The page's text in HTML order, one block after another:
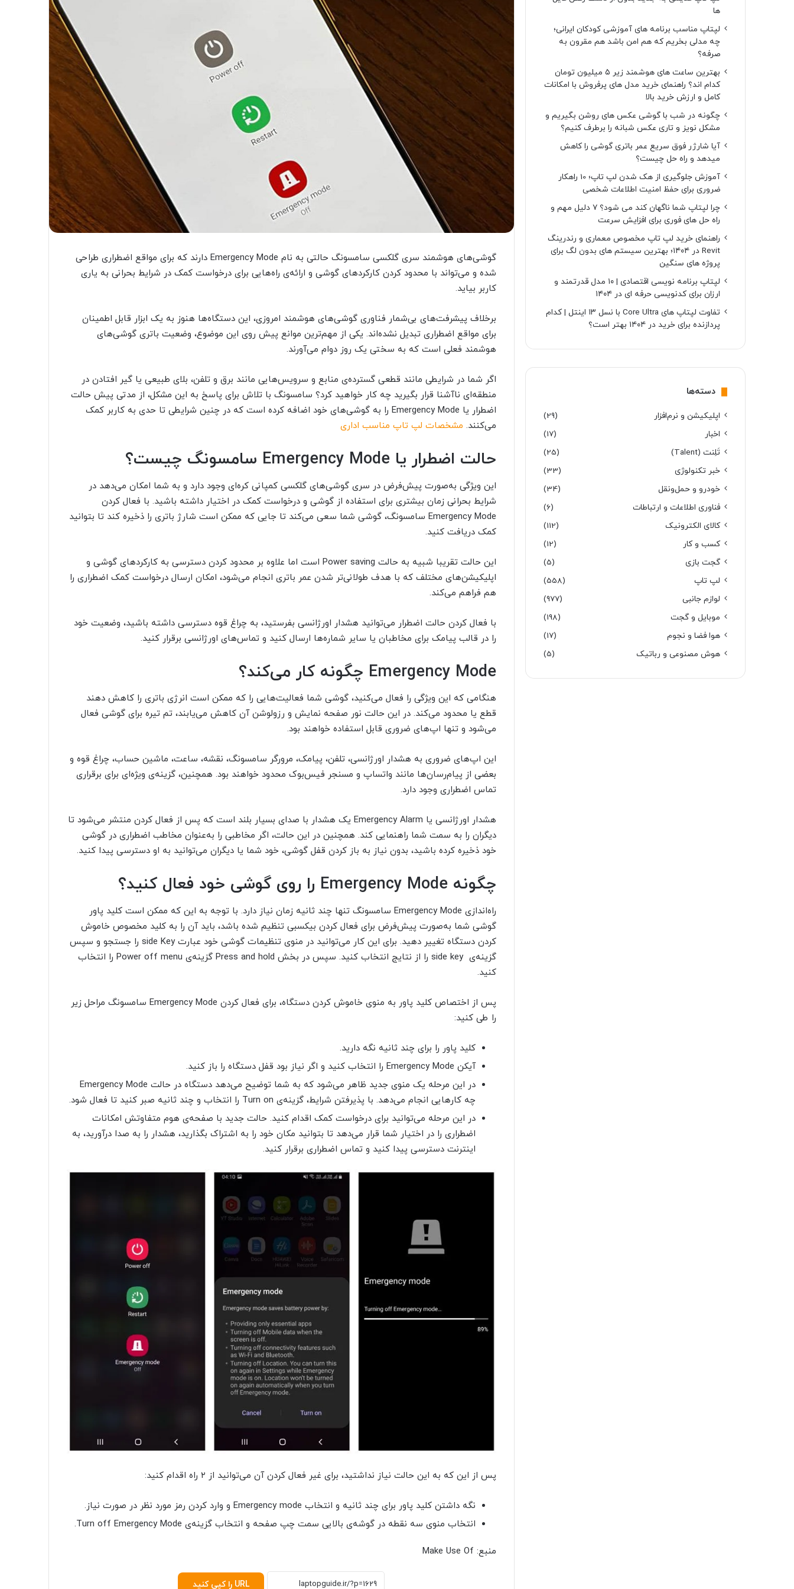
گوشی‌های هوشمند سری گلکسی سامسونگ حالتی به‌ نام Emergency Mode دارند که برای مواقع اضطراری طراحی
شده و می‌تواند با محدود کردن کارکردهای گوشی و ارائه‌ی راه‌هایی برای درخواست کمک در شرایط بحرانی به یاری
کاربر بیاید.
برخلاف پیشرفت‌های بی‌شمار فناوری گوشی‌های هوشمند امروزی، این دستگاه‌ها هنوز به یک ابزار قابل اطمینان
برای مواقع اضطراری تبدیل نشده‌اند. یکی از مهم‌ترین موانع پیش روی این موضوع، وضعیت باتری گوشی‌های
هوشمند فعلی است که به سختی یک روز دوام می‌آورند.
اگر شما در شرایطی مانند قطعی گسترده‌ی منابع و سرویس‌هایی مانند برق و تلفن، بلای طبیعی یا گیر افتادن در
منطقه‌ای ناآشنا قرار بگیرید چه کار خواهید کرد؟ سامسونگ با تلاش برای پاسخ به این مشکل، از مدتی پیش حالت
اضطرار یا Emergency Mode را به گوشی‌های خود اضافه کرده است که در چنین شرایطی تا حدی به کاربر کمک
می‌کنند. مشخصات لپ تاپ مناسب اداری
حالت اضطرار یا Emergency‌ Mode‌ سامسونگ چیست؟
این ویژگی به‌صورت پیش‌فرض در سری گوشی‌های گلکسی کمپانی کره‌ای وجود دارد و به شما امکان می‌دهد در
شرایط بحرانی زمان بیشتری برای استفاده از گوشی و درخواست کمک در اختیار داشته باشید. با فعال کردن
Emergency Mode سامسونگ، گوشی شما سعی می‌کند تا جایی که ممکن است شارژ باتری را ذخیره کند تا بتوانید
کمک دریافت کنید.
این حالت تقریبا شبیه به حالت Power saving است اما علاوه بر محدود کردن دسترسی به کارکردهای گوشی و
اپلیکیشن‌های مختلف که با هدف طولانی‌تر شدن عمر باتری انجام می‌شود، امکان ارسال درخواست کمک اضطراری را
هم فراهم می‌کند.
با فعال کردن حالت اضطرار می‌توانید هشدار اورژانسی بفرستید، به چراغ قوه دسترسی داشته باشید، وضعیت خود
را در قالب پیامک برای مخاطبان یا سایر شماره‌ها ارسال کنید و تماس‌های اورژانسی برقرار کنید.
Emergency Mode چگونه کار می‌کند؟
هنگامی که این ویژگی را فعال می‌کنید، گوشی شما فعالیت‌هایی را که ممکن است انرژی باتری را کاهش دهند
قطع یا محدود می‌کند. در این حالت نور صفحه نمایش و رزولوشن آن کاهش می‌یابند، تم تیره برای گوشی فعال
می‌شود و تنها اپ‌های ضروری قابل استفاده خواهند بود.
این اپ‌های ضروری به هشدار اورژانسی، تلفن، پیامک، مرورگر سامسونگ، نقشه، ساعت، ماشین حساب، چراغ قوه و
بعضی از پیام‌رسان‌ها مانند واتساپ و مسنجر فیس‌بوک محدود خواهند بود. همچنین، گزینه‌ی ویژه‌ای برای برقراری
تماس اضطراری وجود دارد.
هشدار اورژانسی یا Emergency Alarm یک هشدار با صدای بسیار بلند است که پس از فعال کردن منتشر می‌شود تا
دیگران را به سمت شما راهنمایی کند. همچنین در این حالت، اگر مخاطبی را به‌عنوان مخاطب اضطراری در گوشی
خود ذخیره کرده باشید، بدون نیاز به باز کردن قفل گوشی، خود شما یا دیگران می‌توانید به او دسترسی پیدا کنید.
چگونه Emergency Mode را روی گوشی خود فعال کنید؟
راه‌اندازی Emergency Mode سامسونگ تنها چند ثانیه زمان نیاز دارد. با توجه به این که ممکن است کلید پاور
گوشی شما به‌صورت پیش‌فرض برای فعال کردن بیکسبی تنظیم شده باشد، باید آن را به کلید مخصوص خاموش
کردن دستگاه تغییر دهید. برای این کار می‌توانید در منوی تنظیمات گوشی خود عبارت side Key را جستجو و سپس
گزینه‌ی side key را از نتایج انتخاب کنید. سپس در بخش Press and hold گزینه‌ی Power off menu را انتخاب
کنید.
پس از اختصاص کلید پاور به منوی خاموش کردن دستگاه، برای فعال کردن Emergency Mode سامسونگ مراحل زیر
را طی کنید:
کلید پاور را برای چند ثانیه نگه دارید.
آیکن Emergency Mode را انتخاب کنید و اگر نیاز بود قفل دستگاه را باز کنید.
در این مرحله یک منوی جدید ظاهر می‌شود که به شما توضیح می‌دهد دستگاه در حالت Emergency Mode
چه کارهایی انجام می‌دهد. با پذیرفتن شرایط، گزینه‌ی Turn on را انتخاب و چند ثانیه صبر کنید تا فعال شود.
در این مرحله می‌توانید برای درخواست کمک اقدام کنید. حالت جدید با صفحه‌ی هوم متفاوتش امکانات
اضطراری را در اختیار شما قرار می‌دهد تا بتوانید مکان خود را به اشتراک بگذارید، هشدار را به صدا درآورید، به
اینترنت دسترسی پیدا کنید و تماس اضطراری برقرار کنید.
پس از این که به این حالت نیاز نداشتید، برای غیر فعال کردن آن می‌توانید از ۲ راه اقدام کنید:
نگه داشتن کلید پاور برای چند ثانیه و انتخاب Emergency mode و وارد کردن رمز مورد نظر در صورت نیاز.
انتخاب منوی سه‌ نقطه در گوشه‌ی بالایی سمت چپ صفحه و انتخاب گزینه‌ی Turn off Emergency Mode.
منبع: Make Use Of
URL را کپی کنید
ها
لپتاپ مناسب برنامه های آموزشی کودکان ایرانی؛
چه مدلی بخریم که هم امن باشد هم مقرون به
صرفه؟
بهترین ساعت های هوشمند زیر ۵ میلیون تومان
کدام اند؟ راهنمای خرید مدل های پرفروش با امکانات
کامل و ارزش خرید بالا
چگونه در شب با گوشی عکس های روشن بگیریم و
مشکل نویز و تاری عکس شبانه را برطرف کنیم؟
آیا شارژر فوق سریع عمر باتری گوشی را کاهش
میدهد و راه حل چیست؟
آموزش جلوگیری از هک شدن لپ تاپ؛ 10 راهکار
ضروری برای حفظ امنیت اطلاعات شخصی
چرا لپتاپ شما ناگهان کند می شود؟ ۷ دلیل مهم و
راه حل های فوری برای افزایش سرعت
راهنمای خرید لپ تاپ مخصوص معماری و رندرینگ
Revit در ۱۴۰۴؛ بهترین سیستم های بدون لگ برای
پروژه های سنگین
لپتاپ برنامه نویسی اقتصادی | ۱۰ مدل قدرتمند و
ارزان برای کدنویسی حرفه ای در ۱۴۰۴
تفاوت لپتاپ های Core Ultra با نسل ۱۳ اینتل | کدام
پردازنده برای خرید در ۱۴۰۴ بهتر است؟
دسته‌ها
اپلیکیشن و نرم‌افزار
(29)
اخبار
(17)
تَلِنت (Talent)
(25)
خبر تکنولوژی
(33)
خودرو و حمل‌و‌نقل
(34)
فناوری اطلاعات و ارتباطات
(6)
کالای الکترونیک
(112)
کسب و کار
(12)
گجت بازی
(5)
لپ تاپ
(558)
لوازم جانبی
(977)
موبایل و گجت
(198)
هوا فضا و نجوم
(17)
هوش مصنوعی و رباتیک
(5)